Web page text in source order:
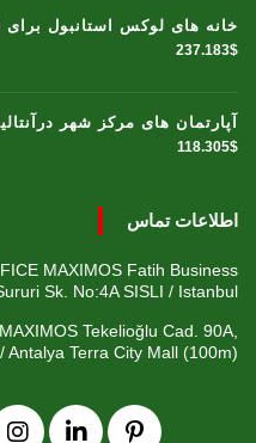
خانه های لوکس استانبول
237.183$
آپارتمان های مرکز شهر
118.305$
اطلاعات تماس
MAXIMOS Fatih Business
Sk. No:4A SISLI / Istanbul
Tekelioğlu Cad. 90A,
Terra City Mall (100m)